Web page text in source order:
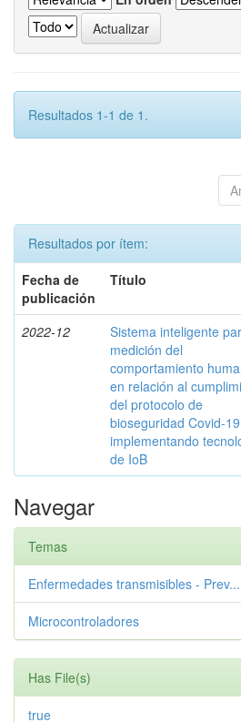
Resultados 1-1 de 1.
Resultados por ítem:
Fecha de
publicación
Título
2022-12
Sistema inteligente
medición del
comportamiento
en relación al
del protocolo de
bioseguridad Covid-19
implementando
de IoB
Navegar
Temas
Enfermedades transmisibles - Prev...
Microcontroladores
Has File(s)
true